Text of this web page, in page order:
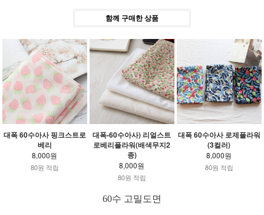
함께 구매한 상품
대폭 60수아사 핑크스트로
베리
8,000원
80원 적립
대폭-60수아사) 리얼스트
로베리플라워(배색무지2
종)
8,000원
80원 적립
대폭 60수아사 로제플라워
(3컬러)
8,000원
80원 적립
60수 고밀도면